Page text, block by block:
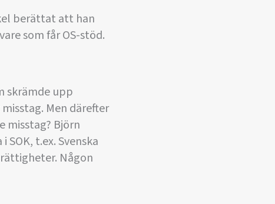
berättat att han
som får OS-stöd.
skrämde upp
Men därefter
misstag? Björn
t.ex. Svenska
Någon